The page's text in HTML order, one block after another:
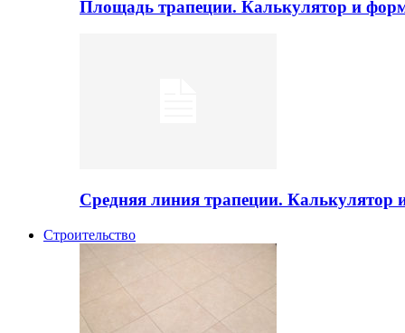
Площадь трапеции. Калькулятор и
Средняя линия трапеции.
Строительство